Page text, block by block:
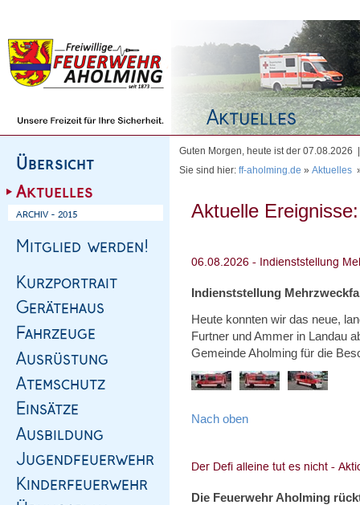
Guten Morgen, heute ist der
Sie sind hier: ff-aholming.de » Aktuelles
Aktuelle Ereignisse:
Indienststellung
Heute konnten wir das neue,
Furtner und Ammer in Landau
Gemeinde Aholming für die
Nach oben
Die Feuerwehr Aholming